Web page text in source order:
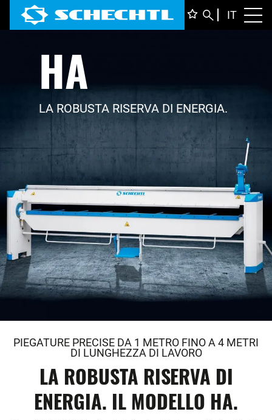
IT
HA
LA ROBUSTA RISERVA DI ENERGIA.
PIEGATURE PRECISE DA 1 METRO FINO A 4 METRI
DI LUNGHEZZA DI LAVORO
LA ROBUSTA RISERVA DI
ENERGIA. IL MODELLO HA.